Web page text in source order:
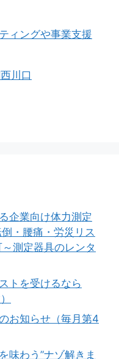
ィングや事業支援
川口
企業向け体力測定
・腰痛・労災リス
測定器具のレンタ
トを受けるなら
お知らせ（毎月第4
味わう”ナゾ解きま